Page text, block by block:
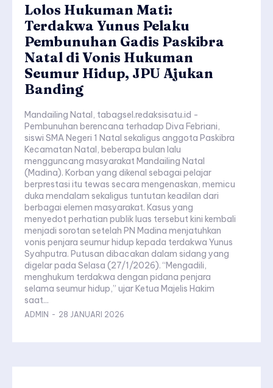
Lolos Hukuman Mati:
Terdakwa Yunus Pelaku
Pembunuhan Gadis Paskibra
Natal di Vonis Hukuman
Seumur Hidup, JPU Ajukan
Banding
Mandailing Natal, tabagsel.redaksisatu.id -
Pembunuhan berencana terhadap Diva Febriani,
siswi SMA Negeri 1 Natal sekaligus anggota Paskibra
Kecamatan Natal, beberapa bulan lalu
mengguncang masyarakat Mandailing Natal
(Madina). Korban yang dikenal sebagai pelajar
berprestasi itu tewas secara mengenaskan, memicu
duka mendalam sekaligus tuntutan keadilan dari
berbagai elemen masyarakat. Kasus yang
menyedot perhatian publik luas tersebut kini kembali
menjadi sorotan setelah PN Madina menjatuhkan
vonis penjara seumur hidup kepada terdakwa Yunus
Syahputra. Putusan dibacakan dalam sidang yang
digelar pada Selasa (27/1/2026). “Mengadili,
menghukum terdakwa dengan pidana penjara
selama seumur hidup,” ujar Ketua Majelis Hakim
saat...
ADMIN - 28 JANUARI 2026